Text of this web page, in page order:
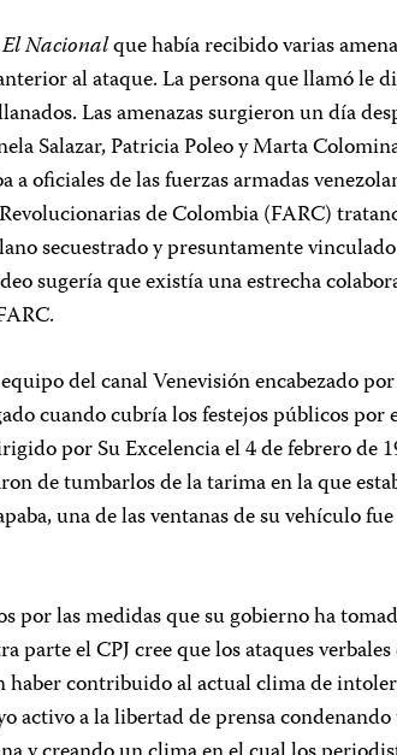
El Nacionalque había recibido varias
al ataque. La persona que llamó le
Las amenazas surgieron un día
Salazar, Patricia Poleo y Marta
a oficiales de las fuerzas armadas
de Colombia (FARC)
secuestrado y presuntamente
sugería que existía una estrecha
del canal Venevisión encabezado
cuando cubría los festejos públicos por
por Su Excelencia el 4 de febrero de
de tumbarlos de la tarima en la que
una de las ventanas de su vehículo
por las medidas que su gobierno ha
parte el CPJ cree que los ataques
haber contribuido al actual clima de
activo a la libertad de prensa